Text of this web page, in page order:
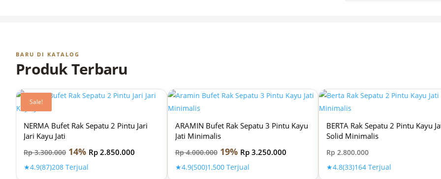
BARU DI KATALOG
Produk Terbaru
Sale!
NERMA Bufet Rak Sepatu 2 Pintu Jari
Jari Kayu Jati
Rp3.300.000 14% Rp 2.850.000
★4.9(87)208 Terjual
Sale!
ARAMIN Bufet Rak Sepatu 3 Pintu Kayu
Jati Minimalis
Rp4.000.000 19% Rp3.250.000
★4.9(500)1,500 Terjual
BERTA Rak Sepatu 2 Pintu Kayu
Solid Minimalis
Rp 2.800.000
★4.8(33)164 Terjual
Sale!